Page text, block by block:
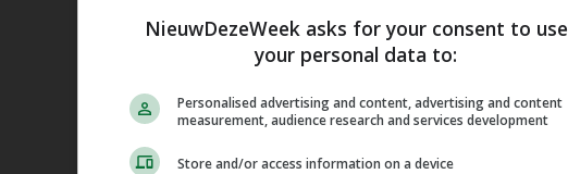
NieuwDezeWeek asks for your consent to use
your personal data to:
Personalised advertising and content, advertising and content
measurement, audience research and services development
Store and/or access information on a device